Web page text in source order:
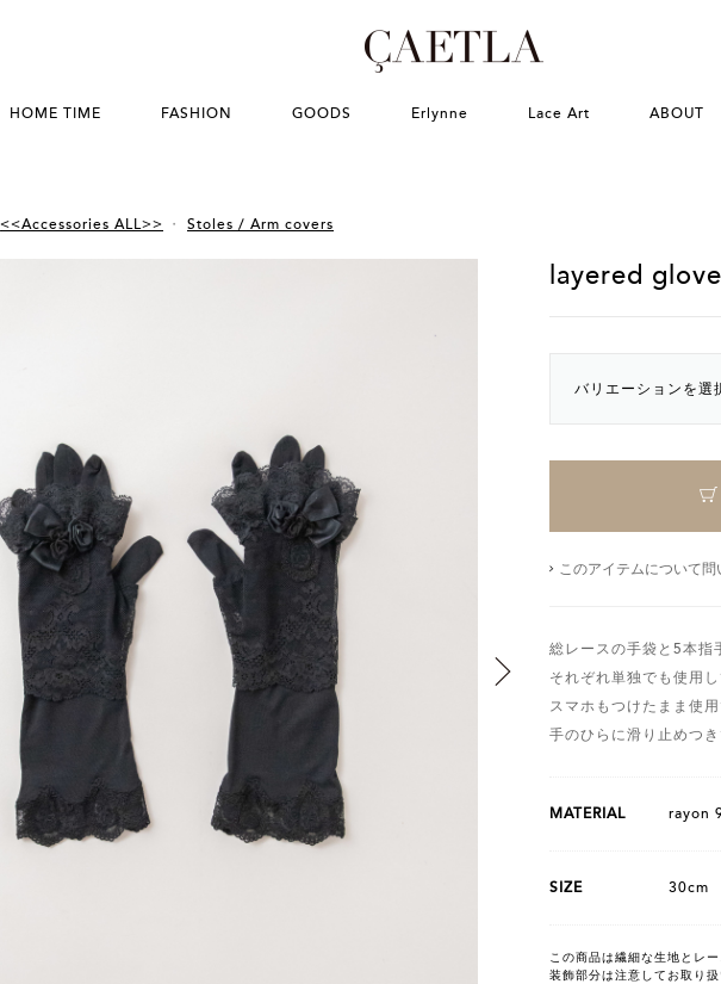
HOME TIME FASHION GOODS Erlynne Lace Art ABOUT
<<Accessories ALL>> Stoles / Arm covers
layered glove
バリエーションを選
このアイテムについて
総レースの手袋と5本指
それぞれ単独でも使用
スマホもつけたまま使
手のひらに滑り止めつ
MATERIAL rayon
SIZE 30cm
この商品は繊細な生地とレ
装飾部分は注意してお取り